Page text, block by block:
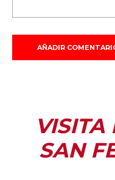
VISITA
SAN